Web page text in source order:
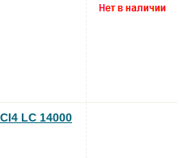
LC 14000